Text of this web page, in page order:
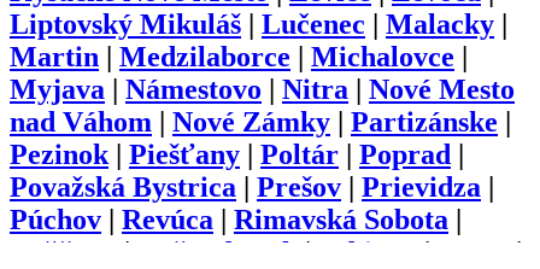
Liptovský Mikuláš | Lučenec | Malacky |
Martin | Medzilaborce | Michalovce |
Myjava | Námestovo | Nitra | Nové Mesto
nad Váhom | Nové Zámky | Partizánske |
Pezinok | Piešťany | Poltár | Poprad |
Považská Bystrica | Prešov | Prievidza |
Púchov | Revúca | Rimavská Sobota |
Rožňava
| Ružomberok | Sabinov |
|